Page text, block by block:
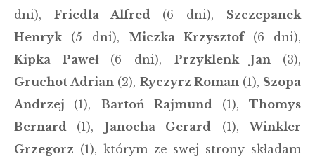
dni), Friedla Alfred (6 dni), Szczepanek
Henryk (5 dni), Miczka Krzysztof (6 dni),
Kipka Paweł (6 dni), Przyklenk Jan (3),
Gruchot Adrian (2), Ryczyrz Roman (1), Szopa
Andrzej (1), Bartoń Rajmund (1),Thomys
Bernard (1), Janocha Gerard (1),Winkler
Grzegorz (1), którym ze swej strony składam